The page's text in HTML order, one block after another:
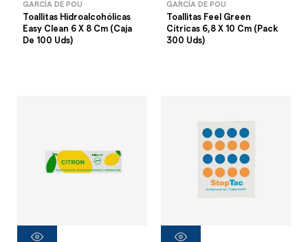
GARCÍA DE POU
Toallitas Hidroalcohólicas
Easy Clean 6 X 8 Cm (Caja
De 100 Uds)
GARCÍA DE POU
Toallitas Feel Green
Cítricas 6,8 X 10 Cm (Pack
300 Uds)